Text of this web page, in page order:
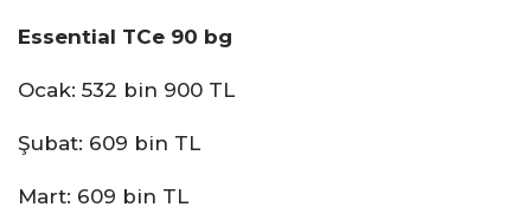
Essential TCe 90 bg
Ocak: 532 bin 900 TL
Şubat: 609 bin TL
Mart: 609 bin TL